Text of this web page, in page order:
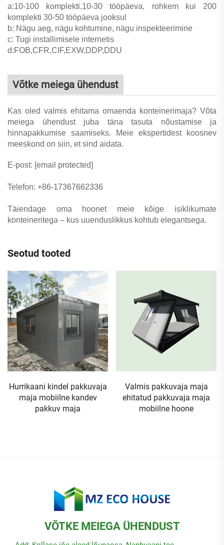
a:10-100 komplekti,10-30 tööpäeva, rohkem kui 200
komplekti 30-50 tööpäeva jooksul
b: Nägu aeg, nägu kohtumine, nägu inspekteerimine
c: Tugi installimisele internetis
d:FOB,CFR,CIF,EXW,DDP,DDU
Võtke meiega ühendust
Kas oled valmis ehitama omaenda konteinerimaja? Võta
meiega ühendust juba täna tasuta nõustamise ja
hinnapakkumise saamiseks. Meie ekspertidest koosnev
meeskond on siin, et sind aidata.
E-post: [email protected]
Telefon: +86-17367662336
Täiendage oma hoonet meie kõige isiklikumate
konteineritega – kus uuenduslikkus kohtub elegantsega.
Seotud tooted
Hurrikaani kindel pakkuvaja
maja mobiilne kandev
pakkuv maja
Valmis pakkuvaja maja
ehitatud pakkuvaja maja
mobiilne hoone
VÕTKE MEIEGA ÜHENDUST